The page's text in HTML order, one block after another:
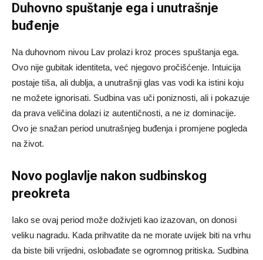
Duhovno spuštanje ega i unutrašnje
buđenje
Na duhovnom nivou Lav prolazi kroz proces spuštanja ega.
Ovo nije gubitak identiteta, već njegovo pročišćenje. Intuicija
postaje tiša, ali dublja, a unutrašnji glas vas vodi ka istini koju
ne možete ignorisati. Sudbina vas uči poniznosti, ali i pokazuje
da prava veličina dolazi iz autentičnosti, a ne iz dominacije.
Ovo je snažan period unutrašnjeg buđenja i promjene pogleda
na život.
Novo poglavlje nakon sudbinskog
preokreta
Iako se ovaj period može doživjeti kao izazovan, on donosi
veliku nagradu. Kada prihvatite da ne morate uvijek biti na vrhu
da biste bili vrijedni, oslobađate se ogromnog pritiska. Sudbina